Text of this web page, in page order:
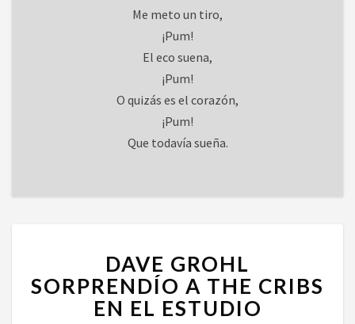
Me meto un tiro,
¡Pum!
El eco suena,
¡Pum!
O quizás es el corazón,
¡Pum!
Que todavía sueña.
GROHL
SORPRENDÍO
A
THE
DAVE GROHL
SORPRENDÍO A THE CRIBS
EN EL ESTUDIO